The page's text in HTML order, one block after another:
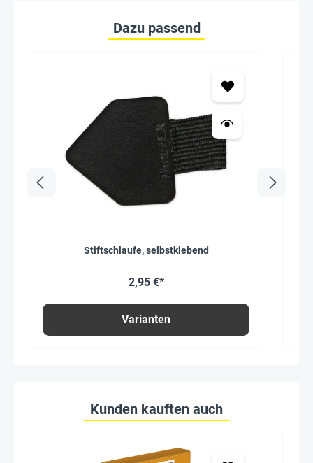
Dazu passend
Stiftschlaufe, selbstklebend
2,95 €*
Varianten
Kunden kauften auch